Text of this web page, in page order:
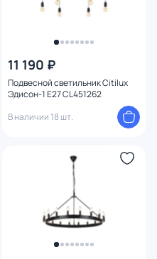
11 190 ₽
Подвесной светильник Citilux
Эдисон-1 E27 CL451262
В наличии 18 шт.